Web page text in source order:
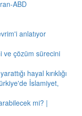
ABD
anlatıyor
ve çözüm sürecini
hayal kırıklığı
İslamiyet,
mi? |